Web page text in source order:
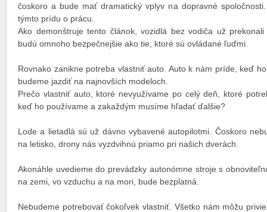
čoskoro a bude mať dramatický vplyv na dopravné
týmto prídu o prácu.
Ako demonštruje tento článok, vozidlá bez vodiča už
budú omnoho bezpečnejšie ako tie, ktoré sú ovládané ľuďmi.
Rovnako zanikne potreba vlastniť auto. Auto k nám príde, keď
budeme jazdiť na najnovších modeloch.
Prečo vlastniť auto, ktoré nevyužívame po celý deň, ktoré
keď ho používame a zakaždým musíme hľadať ďalšie?
Lode a lietadlá sú už dávno vybavené autopilotmi. Čoskoro
na letisko, drony nás vyzdvihnú priamo pri našich dverách.
Akonáhle uvedieme do prevádzky autonómne stroje s
na zemi, vo vzduchu a na mori, bude bezplatná.
Nebudeme potrebovať čokoľvek vlastniť. Všetko nám môžu